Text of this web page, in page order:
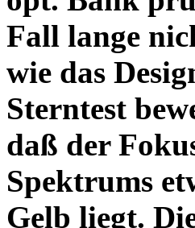
Fall lange
wie das
Sterntest
daß der
Spektrums
Gelb liegt.